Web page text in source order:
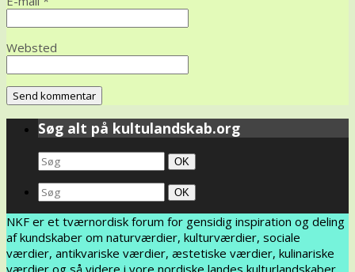
Websted
Søg alt på kultulandskab.org
Search
for:
Søg
OK
Search
for:
Søg
OK
NKF er et tværnordisk forum for gensidig inspiration og deling
af kundskaber om naturværdier, kulturværdier, sociale
værdier, antikvariske værdier, æstetiske værdier, kulinariske